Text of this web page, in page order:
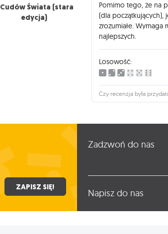
Świata (stara
edycja)
Pomimo tego, że na
(dla początkujących),
zrozumiałe. Wymaga
najlepszych.
Losowość:
Czy recenzja była
ZAPISZ SIĘ!
Zadzwoń do nas
Napisz do nas